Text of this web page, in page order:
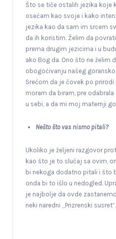
Što se tiče ostalih jezika koje
osećam kao svoje i kako
jezika kao da sam im srcem
da ih koristim. Želim da
prema drugim jezicima i u
ako Bog da. Ono što ne želim
obogoćivanju našeg
Srećom da je čovek po prirodi
moram da biram, pre
u sebi, a da mi moj maternji
Nešto što vas nismo pitali?
Ukoliko je željeni razgovor
kao što je to slučaj sa ovim,
bi nekoga dodatno pitali i što
onda bi to išlo u nedogled.
je najbolje da ovde
neki naredni „Prizrenski